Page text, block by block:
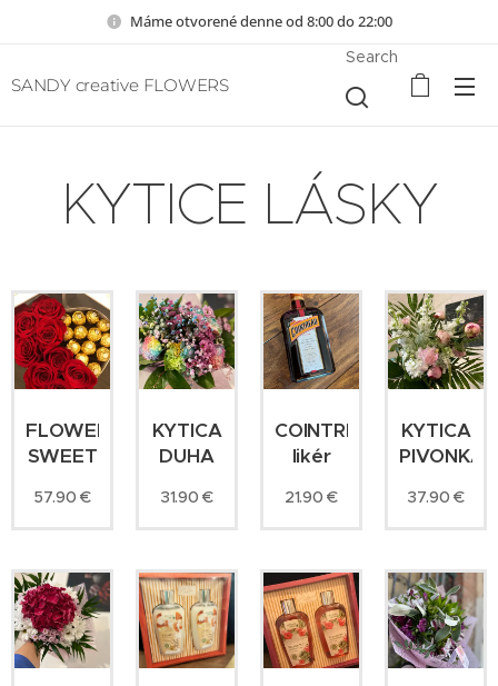
Máme otvorené denne od 8:00 do 22:00
SANDY creative FLOWERS
Search
KYTICE LÁSKY
FLOWERBOX
SWEET
57.90 €
KYTICA
DUHA
31.90 €
COINTREAU
likér
21.90 €
KYTICA
PIVONKA
37.90 €